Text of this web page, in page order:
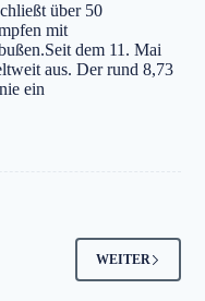
über 50
mit
dem 11. Mai
aus. Der rund 8,73
ein
WEITER